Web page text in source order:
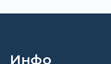
Инфо